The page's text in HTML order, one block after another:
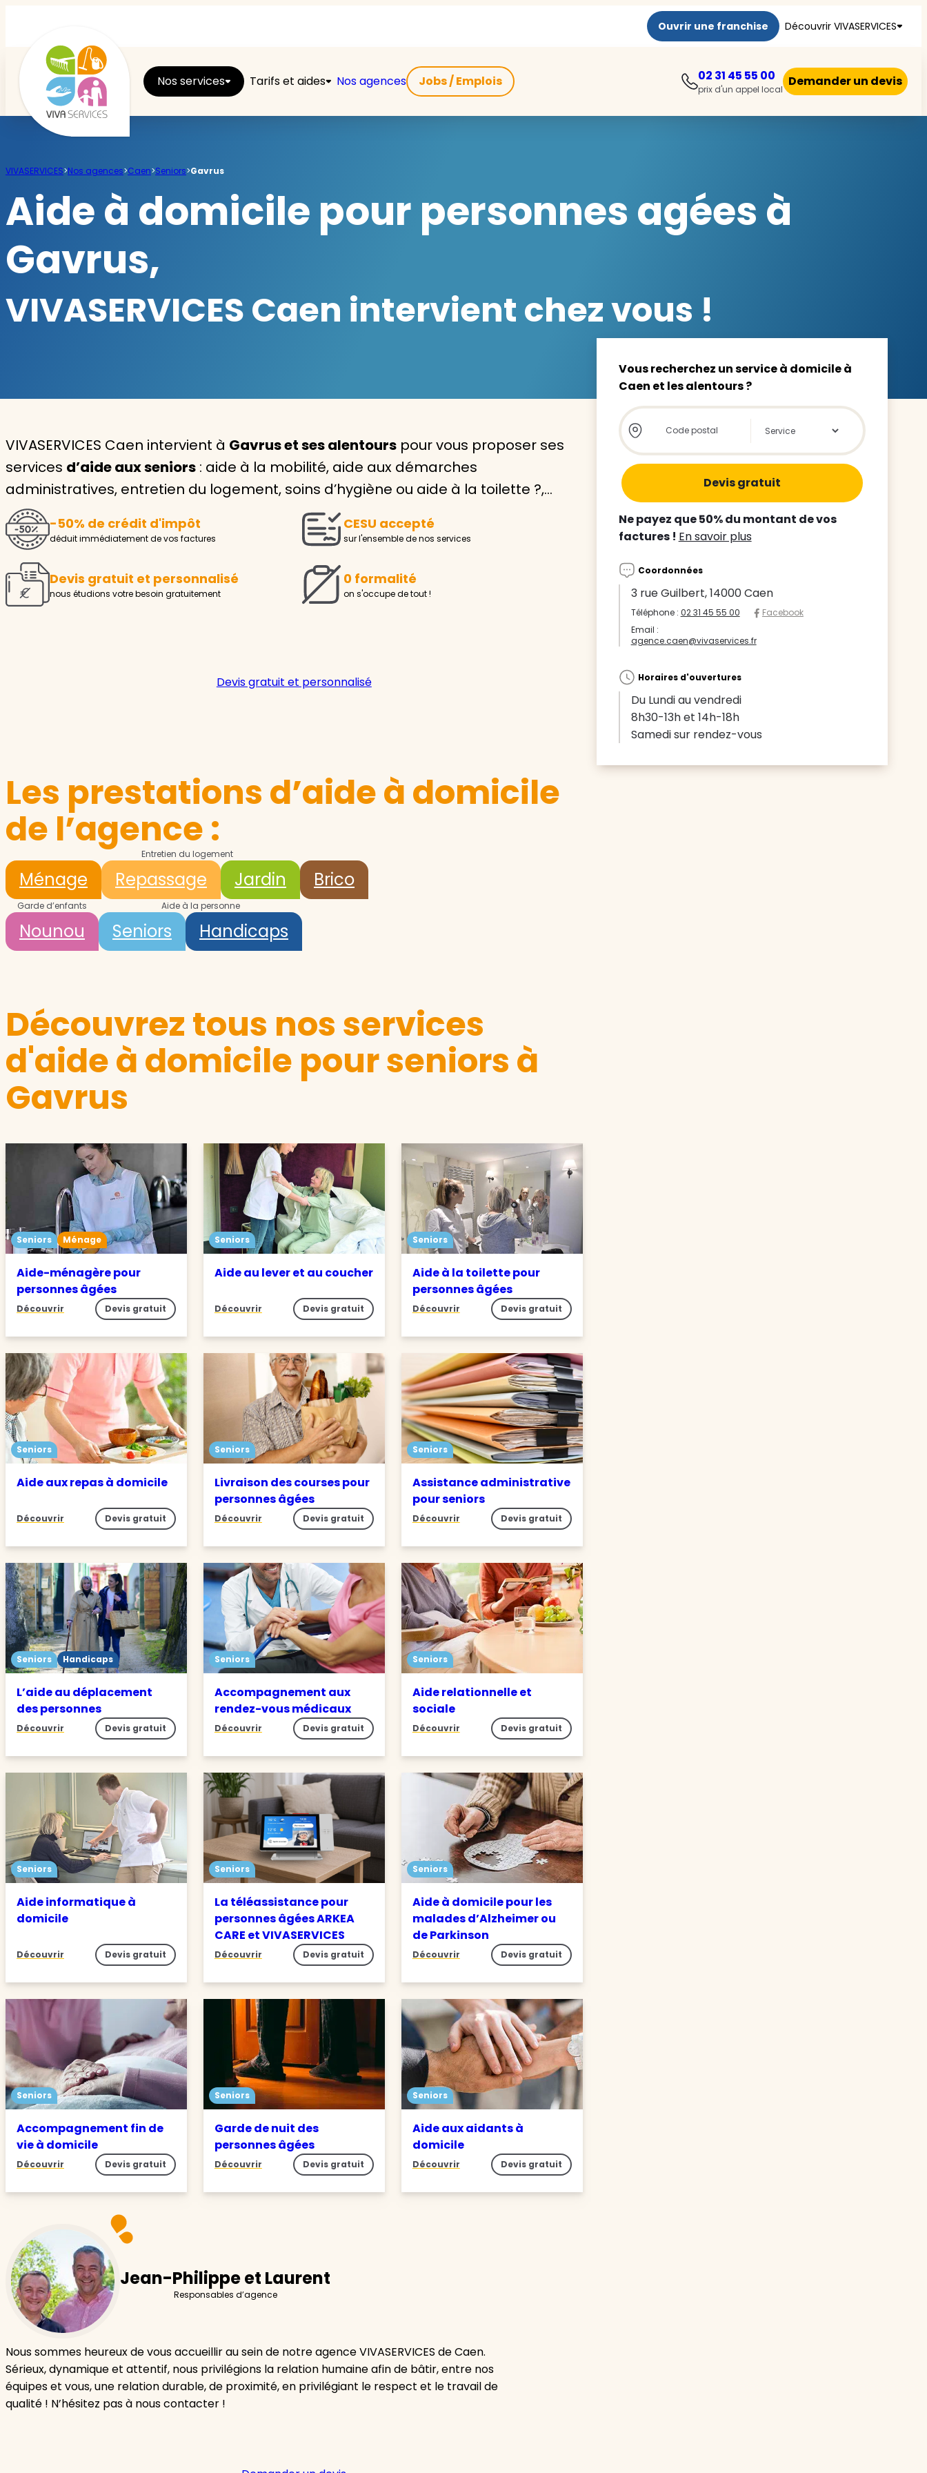
Ouvrir une franchise Découvrir VIVASERVICES
Nos services Tarifs et aides Nos agences Jobs / Emplois 02 31 45 55 00
prix d'un appel local
Demander un devis
Repassage
Jardin
Brico
Aide à la personne
Handicaps
Voir tous les services
Avec VIVASERVICES, trouvez le
service à domicile qui vous
correspond !
Pour l’entretien de votre logement, la garde de votre enfant
ou l’accompagnement d’un parent, nos intervenants à
Demander un devis gratuit
Trouver mon agence
VIVASERVICES>Nos agences>Caen>Seniors>Gavrus
Aide à domicile pour personnes agées à
Gavrus,
VIVASERVICES Caen intervient chez vous !
VIVASERVICES Caen intervient à Gavrus et ses alentours pour vous proposer ses
services d’aide aux seniors : aide à la mobilité, aide aux démarches
administratives, entretien du logement, soins d’hygiène ou aide à la toilette ?,…
-50% de crédit d'impôt
déduit immédiatement de vos factures
CESU accepté
sur l'ensemble de nos services
Devis gratuit et personnalisé
nous étudions votre besoin gratuitement
0 formalité
on s'occupe de tout !
Devis gratuit et personnalisé
Les prestations d’aide à domicile
de l’agence :
Entretien du logement
Ménage Repassage Jardin Brico
Garde d’enfants
Nounou
Aide à la personne
Seniors Handicaps
Découvrez tous nos services
d'aide à domicile pour seniors à
Gavrus
Seniors Ménage
Aide-ménagère pour
personnes âgées
Découvrir Devis gratuit
Seniors
Aide au lever et au coucher
Découvrir Devis gratuit
Seniors
Aide à la toilette pour
personnes âgées
Découvrir Devis gratuit
Seniors
Aide aux repas à domicile
Découvrir Devis gratuit
Seniors
Livraison des courses pour
personnes âgées
Découvrir Devis gratuit
Seniors
Assistance administrative
pour seniors
Découvrir Devis gratuit
Seniors Handicaps
L’aide au déplacement
des personnes
Découvrir Devis gratuit
Seniors
Accompagnement aux
rendez-vous médicaux
Découvrir Devis gratuit
Seniors
Aide relationnelle et
sociale
Découvrir Devis gratuit
Seniors
Aide informatique à
domicile
Découvrir Devis gratuit
Seniors
La téléassistance pour
personnes âgées ARKEA
CARE et VIVASERVICES
Découvrir Devis gratuit
Seniors
Aide à domicile pour les
malades d’Alzheimer ou
de Parkinson
Découvrir Devis gratuit
Seniors
Accompagnement fin de
vie à domicile
Découvrir Devis gratuit
Seniors
Garde de nuit des
personnes âgées
Découvrir Devis gratuit
Seniors
Aide aux aidants à
domicile
Découvrir Devis gratuit
Jean-Philippe et Laurent
Responsables d’agence
Nous sommes heureux de vous accueillir au sein de notre agence VIVASERVICES de Caen.
Sérieux, dynamique et attentif, nous privilégions la relation humaine afin de bâtir, entre nos
équipes et vous, une relation durable, de proximité, en privilégiant le respect et le travail de
qualité ! N’hésitez pas à nous contacter !
Vous recherchez un service à domicile à
Caen et les alentours ?
Store locator global - Autocompletion
Rechercher
Ne payez que 50% du montant de vos
factures ! En savoir plus
Coordonnées
3 rue Guilbert, 14000 Caen
Téléphone : 02 31 45 55 00
Facebook
Email :
agence.caen@vivaservices.fr
Horaires d'ouvertures
Du Lundi au vendredi
8h30-13h et 14h-18h
Samedi sur rendez-vous